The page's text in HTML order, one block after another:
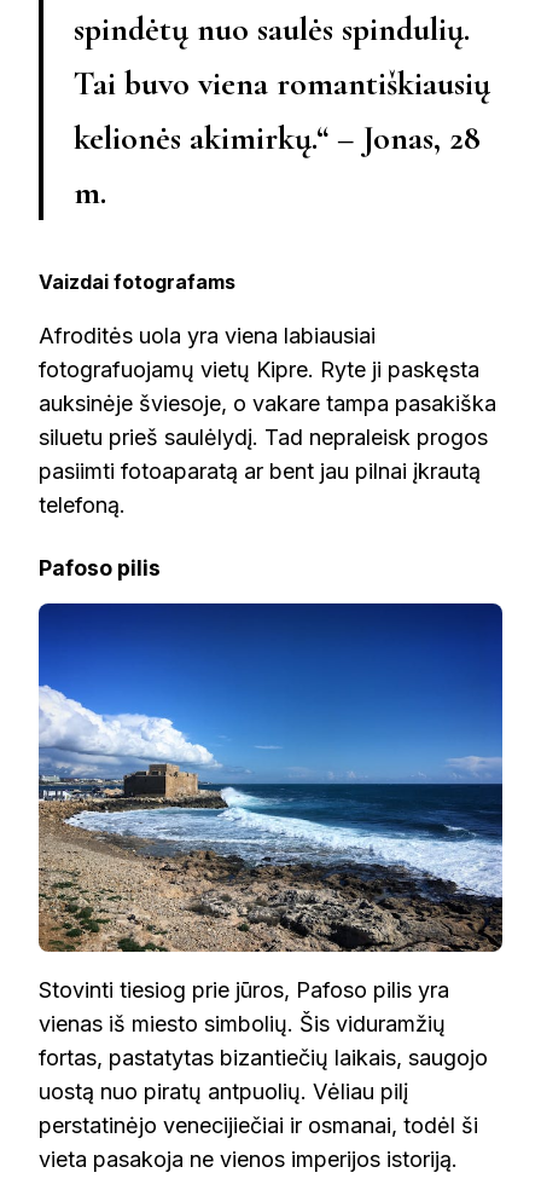
spindėtų nuo saulės spindulių.
Tai buvo viena romantiškiausių
kelionės akimirkų.“ – Jonas, 28
m.
Vaizdai fotografams
Afroditės uola yra viena labiausiai
fotografuojamų vietų Kipre. Ryte ji paskęsta
auksinėje šviesoje, o vakare tampa pasakiška
siluetu prieš saulėlydį. Tad nepraleisk progos
pasiimti fotoaparatą ar bent jau pilnai įkrautą
telefoną.
Pafoso pilis
Stovinti tiesiog prie jūros, Pafoso pilis yra
vienas iš miesto simbolių. Šis viduramžių
fortas, pastatytas bizantiečių laikais, saugojo
uostą nuo piratų antpuolių. Vėliau pilį
perstatinėjo venecijiečiai ir osmanai, todėl ši
vieta pasakoja ne vienos imperijos istoriją.